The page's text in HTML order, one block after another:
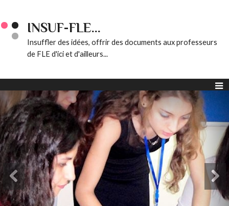
INSUF-FLE...
Insuffler des idées, offrir des documents aux professeurs
de FLE d'ici et d'ailleurs...